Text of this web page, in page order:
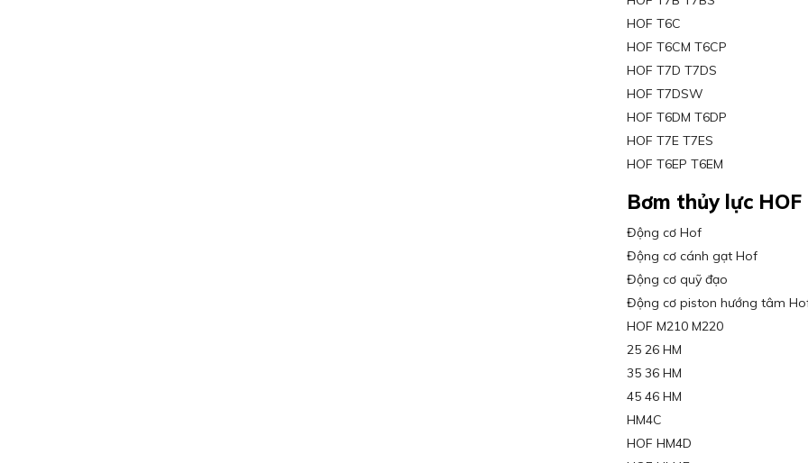
HOF T6C
HOF T6CM T6CP
HOF T7D T7DS
HOF T7DSW
HOF T6DM T6DP
HOF T7E T7ES
HOF T6EP T6EM
Bơm thủy lực HOF
Động cơ Hof
Động cơ cánh gạt Hof
Động cơ quỹ đạo
Động cơ piston hướng tâm
HOF M210 M220
25 26 HM
35 36 HM
45 46 HM
HM4C
HOF HM4D